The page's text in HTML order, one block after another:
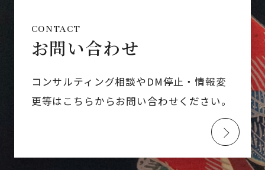
CONTACT
お問い合わせ
コンサルティング相談やDM停止・情報変
更等はこちらからお問い合わせください。